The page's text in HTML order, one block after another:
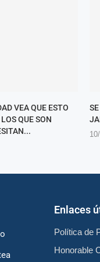
VEA QUE ESTO
QUE SON
Enlaces
Política de
Honorable